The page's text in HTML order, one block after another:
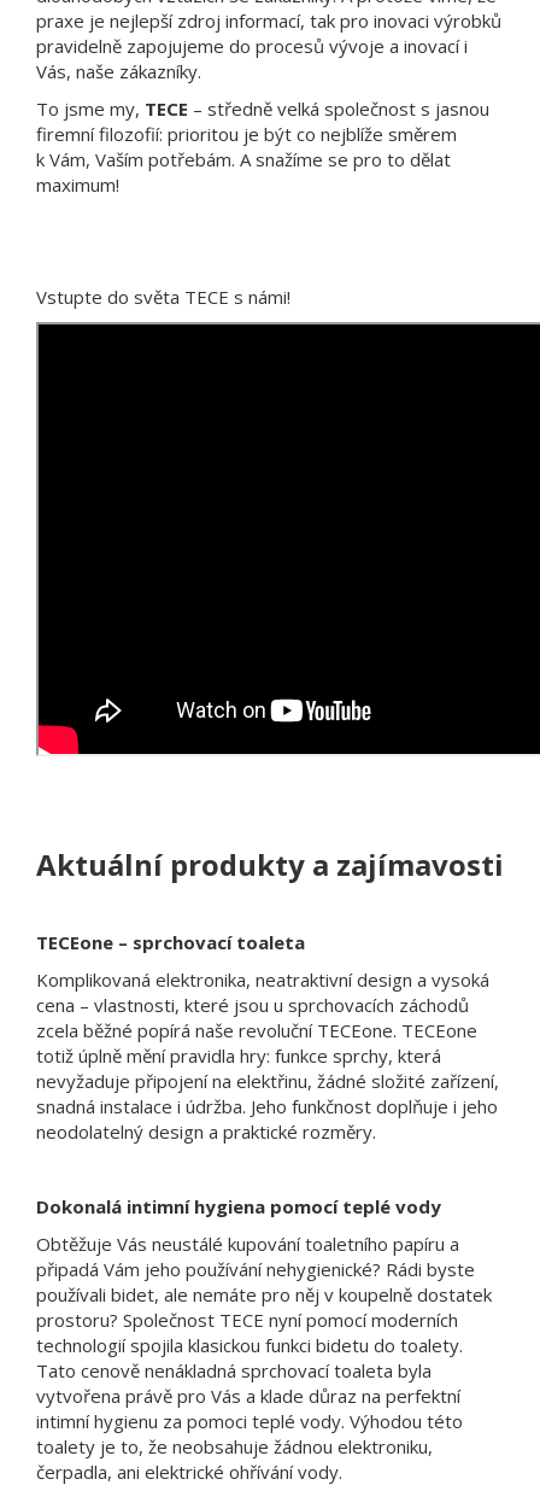
praxe je nejlepší zdroj informací, tak pro inovaci výrobků
pravidelně zapojujeme do procesů vývoje a inovací i
Vás, naše zákazníky.
To jsme my, TECE – středně velká společnost s jasnou
firemní filozofií: prioritou je být co nejblíže směrem
k Vám, Vaším potřebám. A snažíme se pro to dělat
maximum!
Vstupte do světa TECE s námi!
Aktuální produkty a zajímavosti
TECEone – sprchovací toaleta
Komplikovaná elektronika, neatraktivní design a vysoká
cena – vlastnosti, které jsou u sprchovacích záchodů
zcela běžné popírá naše revoluční TECEone. TECEone
totiž úplně mění pravidla hry: funkce sprchy, která
nevyžaduje připojení na elektřinu, žádné složité zařízení,
snadná instalace i údržba. Jeho funkčnost doplňuje i jeho
neodolatelný design a praktické rozměry.
Dokonalá intimní hygiena pomocí teplé vody
Obtěžuje Vás neustálé kupování toaletního papíru a
připadá Vám jeho používání nehygienické? Rádi byste
používali bidet, ale nemáte pro něj v koupelně dostatek
prostoru? Společnost TECE nyní pomocí moderních
technologií spojila klasickou funkci bidetu do toalety.
Tato cenově nenákladná sprchovací toaleta byla
vytvořena právě pro Vás a klade důraz na perfektní
intimní hygienu za pomoci teplé vody. Výhodou této
toalety je to, že neobsahuje žádnou elektroniku,
čerpadla, ani elektrické ohřívání vody.